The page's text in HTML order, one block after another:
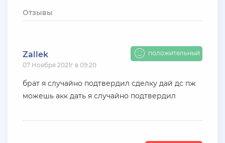
santerrosa
+ 10 руб 12 Июля 2026г в 15:54
harya
evolve-rp вкусные акки, даже с днк есть - успей!
супер цены!
+ 10 руб 11 Июля 2026г в 16:55
Отзывы
Zallek
07 Ноября 2021г в 09:20
положительный
брат я случайно подтвердил сделку дай дс пж
можешь акк дать я случайно подтвердил